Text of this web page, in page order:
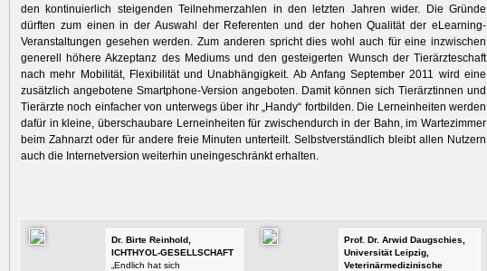
den kontinuierlich steigenden Teilnehmerzahlen in den letzten Jahren wider. Die Gründe
dürften zum einen in der Auswahl der Referenten und der hohen Qualität der eLearning-
Veranstaltungen gesehen werden. Zum anderen spricht dies wohl auch für eine inzwischen
generell höhere Akzeptanz des Mediums und den gesteigerten Wunsch der Tierärzteschaft
nach mehr Mobilität, Flexibilität und Unabhängigkeit. Ab Anfang September 2011 wird eine
zusätzlich angebotene Smartphone-Version angeboten. Damit können sich Tierärztinnen und
Tierärzte noch einfacher von unterwegs über ihr „Handy“ fortbilden. Die Lerneinheiten werden
dafür in kleine, überschaubare Lerneinheiten für zwischendurch in der Bahn, im Wartezimmer
beim Zahnarzt oder für andere freie Minuten unterteilt. Selbstverständlich bleibt allen Nutzern
auch die Internetversion weiterhin uneingeschränkt erhalten.
Dr. Birte Reinhold,
ICHTHYOL-GESELLSCHAFT
„Endlich hat sich
Prof. Dr. Arwid Daugschies,
Universität Leipzig,
Veterinärmedizinische